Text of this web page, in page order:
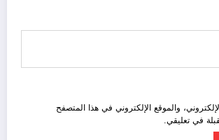
والموقع الإلكتروني في هذا المتصفح
في تعليقي.